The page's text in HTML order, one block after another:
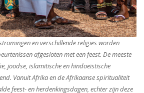
en verschillende religies worden
afgesloten met een feest. De meeste
joodse, islamitische en hindoeïstische
Vanuit Afrika en de Afrikaanse spiritualiteit
feest- en herdenkingsdagen, echter zijn deze